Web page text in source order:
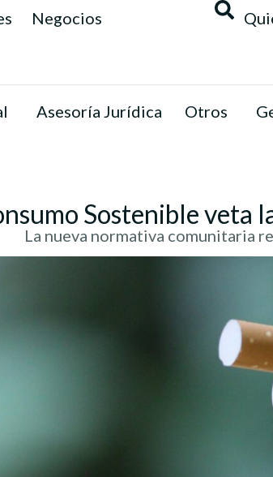
Negocios
Asesoría Jurídica Otros
Sostenible
La nueva normativa comunitaria